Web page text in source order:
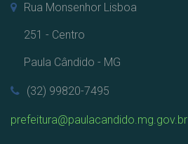
Rua Monsenhor Lisboa
251 - Centro
Paula Cândido - MG
(32) 99820-7495
prefeitura@paulacandido.mg.gov.br